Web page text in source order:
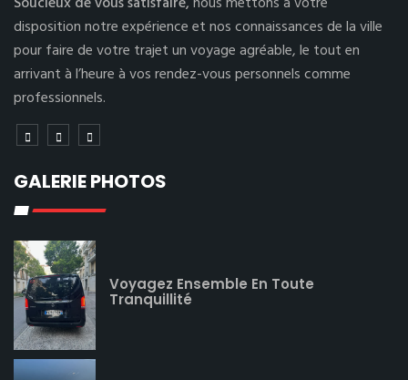
disposition notre expérience et nos connaissances de la ville
pour faire de votre trajet un voyage agréable, le tout en
arrivant à l’heure à vos rendez-vous personnels comme
professionnels.
GALERIE PHOTOS
Voyagez Ensemble En Toute
Tranquillité